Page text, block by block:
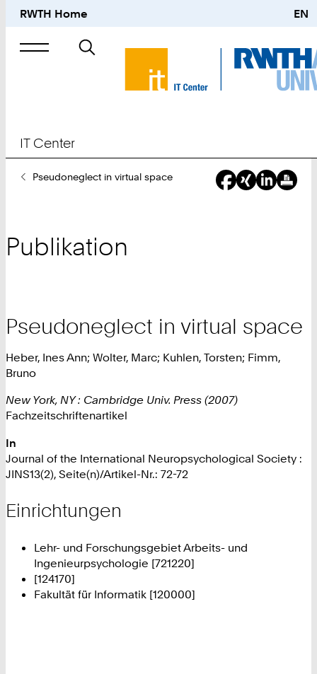
RWTH Home EN
Suche
nach
IT Center
SiePseudoneglect in virtual space
Publikation
Pseudoneglect in virtual space
Heber, Ines Ann; Wolter, Marc; Kuhlen, Torsten; Fimm,
Bruno
New York, NY : Cambridge Univ. Press (2007)
Fachzeitschriftenartikel
In
Journal of the International Neuropsychological Society :
JINS13(2), Seite(n)/Artikel-Nr.: 72-72
Einrichtungen
Lehr- und Forschungsgebiet Arbeits- und
Ingenieurpsychologie [721220]
[124170]
Fakultät für Informatik [120000]